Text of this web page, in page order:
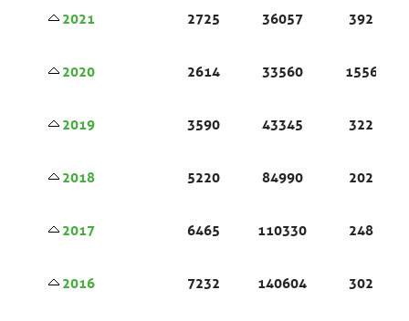
2021 2725 36057 392
2020 2614 33560 1556
2019 3590 43345 322
2018 5220 84990 202
2017 6465 110330 248
2016 7232 140604 302